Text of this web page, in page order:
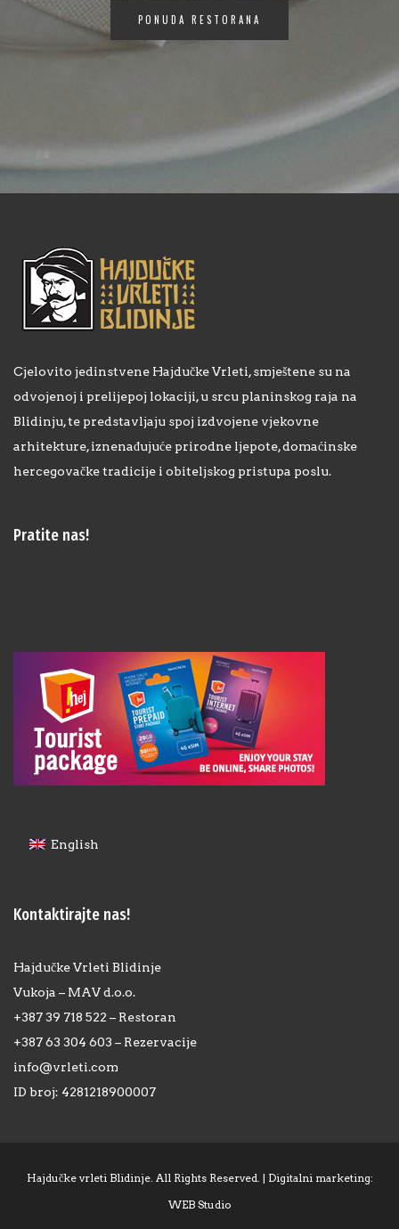
PONUDA RESTORANA
Cjelovito jedinstvene Hajdučke Vrleti, smještene su na
odvojenoj i prelijepoj lokaciji, u srcu planinskog raja na
Blidinju, te predstavljaju spoj izdvojene vjekovne
arhitekture, iznenađujuće prirodne ljepote, domaćinske
hercegovačke tradicije i obiteljskog pristupa poslu.
Pratite nas!
English
Kontaktirajte nas!
Hajdučke Vrleti Blidinje
Vukoja – MAV d.o.o.
+387 39 718 522 – Restoran
+387 63 304 603 – Rezervacije
info@vrleti.com
ID broj: 4281218900007
Hajdučke vrleti Blidinje. All Rights Reserved. | Digitalni marketing:
WEB Studio